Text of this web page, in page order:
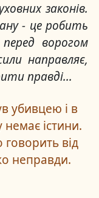
законів.
- це робить
ворогом
направляє,
правді...
убивцею і в
немає істини.
від
неправди.